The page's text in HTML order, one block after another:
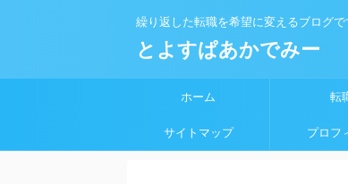
繰り返した転職を希望に変えるブログで
とよすぱあかでみー
ホーム 転
サイトマップ プロフ